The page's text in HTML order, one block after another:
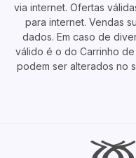
via internet. Ofertas
para internet. Vendas
dados. Em caso de
válido é o do Carrinho
podem ser alterados no